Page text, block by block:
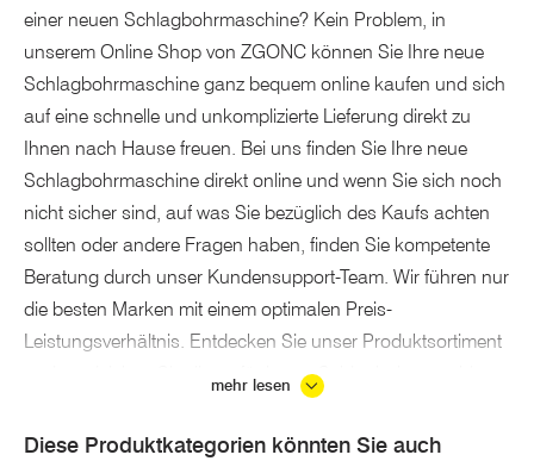
einer neuen Schlagbohrmaschine? Kein Problem, in
unserem Online Shop von ZGONC können Sie Ihre neue
Schlagbohrmaschine ganz bequem online kaufen und sich
auf eine schnelle und unkomplizierte Lieferung direkt zu
Ihnen nach Hause freuen. Bei uns finden Sie Ihre neue
Schlagbohrmaschine direkt online und wenn Sie sich noch
nicht sicher sind, auf was Sie bezüglich des Kaufs achten
sollten oder andere Fragen haben, finden Sie kompetente
Beratung durch unser Kundensupport-Team. Wir führen nur
die besten Marken mit einem optimalen Preis-
Leistungsverhältnis. Entdecken Sie unser Produktsortiment
und vergleichen Sie die verfügbaren Schlagbohrmaschinen
von namhaften Marken wie EINHELL bei ZGONC. Werfen
Sie auch einen Blick auf das passende Zubehör und statten
mehr lesen
Diese Produktkategorien könnten Sie auch